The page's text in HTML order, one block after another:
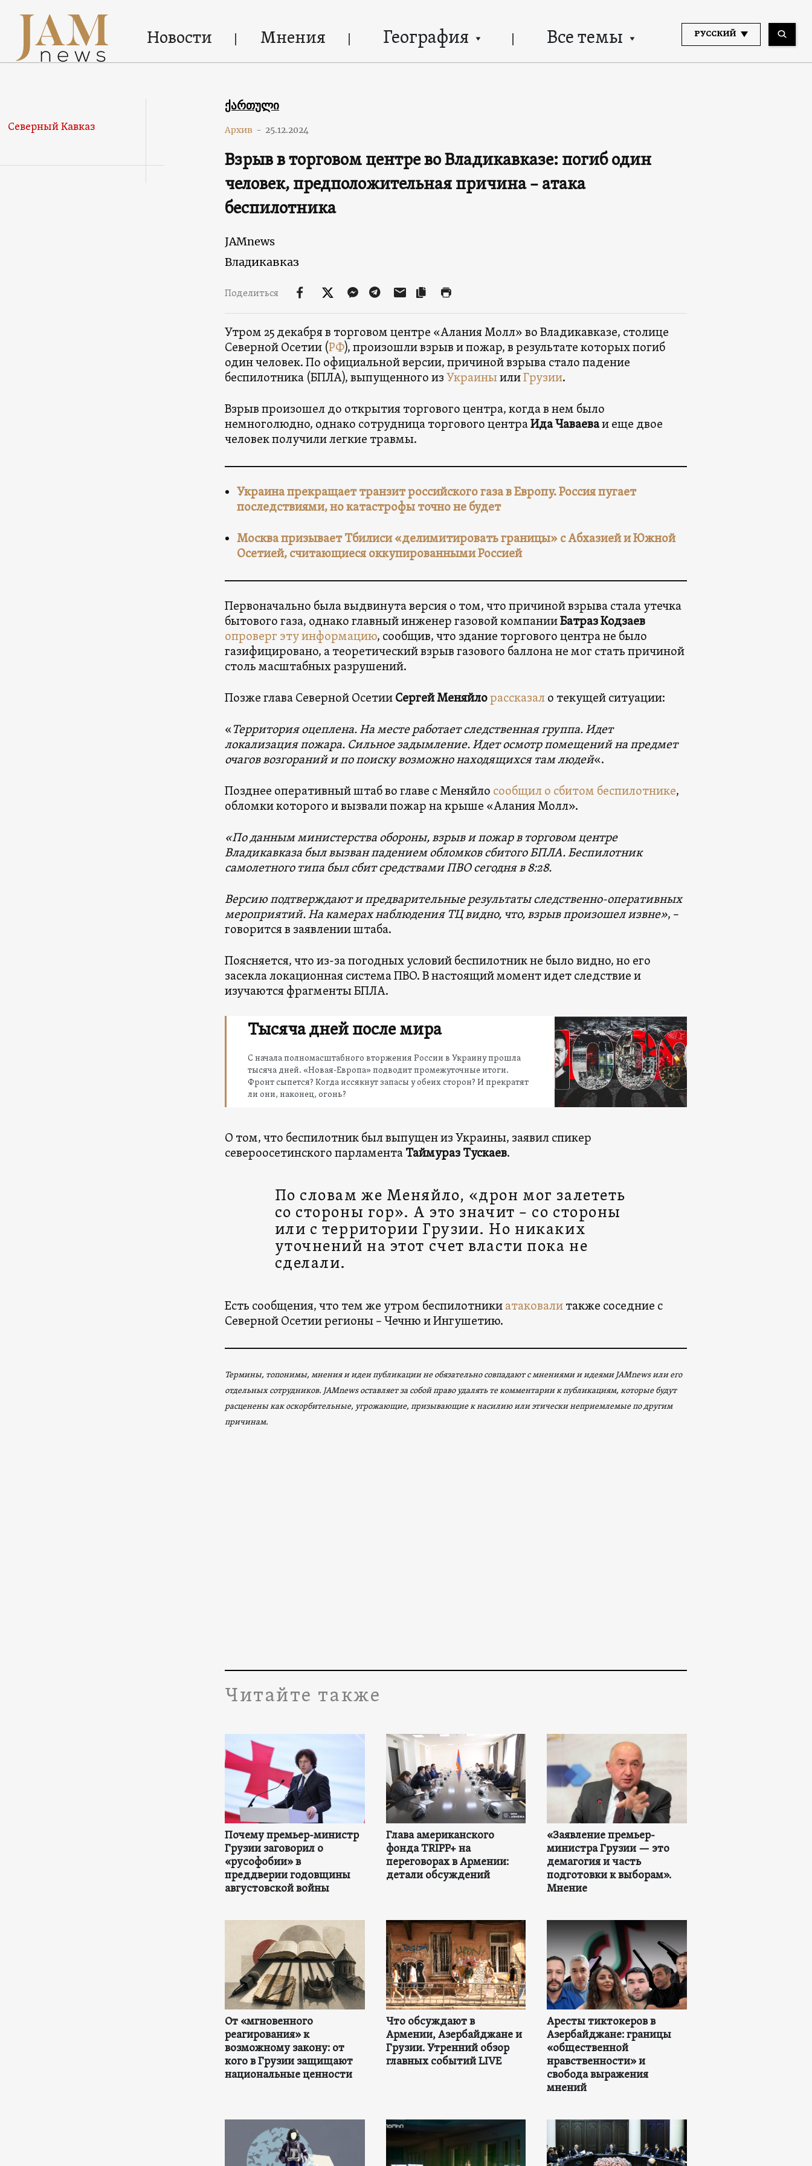
Новости Мнения География Все темы РУССКИЙ
Северный Кавказ
ქართული
Архив - 25.12.2024
Взрыв в торговом центре во Владикавказе: погиб один
человек, предположительная причина – атака
беспилотника
JAMnews
Владикавказ
Поделиться
Утром 25 декабря в торговом центре «Алания Молл» во Владикавказе, столице
Северной Осетии (РФ), произошли взрыв и пожар, в результате которых погиб
один человек. По официальной версии, причиной взрыва стало падение
беспилотника (БПЛА), выпущенного изУкраиныилиГрузии.
Взрыв произошел до открытия торгового центра, когда в нем было
немноголюдно, однако сотрудница торгового центраИда Чаваеваи еще двое
человек получили легкие травмы.
Украина прекращает транзит российского газа в Европу. Россия пугает
последствиями, но катастрофы точно не будет
Москва призывает Тбилиси «делимитировать границы» с Абхазией и Южной
Осетией, считающиеся оккупированными Россией
Первоначально была выдвинута версия о том, что причиной взрыва стала утечка
бытового газа, однако главный инженер газовой компанииБатраз Кодзаев
опроверг эту информацию, сообщив, что здание торгового центра не было
газифицировано, а теоретический взрыв газового баллона не мог стать причиной
столь масштабных разрушений.
Позже глава Северной ОсетииСергей Меняйлорассказало текущей ситуации:
«Территория оцеплена. На месте работает следственная группа. Идет
локализация пожара. Сильное задымление. Идет осмотр помещений на предмет
очагов возгораний и по поиску возможно находящихся там людей«.
Позднее оперативный штаб во главе с Меняйло сообщил о сбитом беспилотнике,
обломки которого и вызвали пожар на крыше «Алания Молл».
«По данным министерства обороны, взрыв и пожар в торговом центре
Владикавказа был вызван падением обломков сбитого БПЛА. Беспилотник
самолетного типа был сбит средствами ПВО сегодня в 8:28.
Версию подтверждают и предварительные результаты следственно-оперативных
мероприятий. На камерах наблюдения ТЦ видно, что, взрыв произошел извне», –
говорится в заявлении штаба.
Поясняется, что из-за погодных условий беспилотник не было видно, но его
засекла локационная система ПВО. В настоящий момент идет следствие и
изучаются фрагменты БПЛА.
Тысяча дней после мира
С начала полномасштабного вторжения России в Украину прошла
тысяча дней. «Новая-Европа» подводит промежуточные итоги.
Фронт сыпется? Когда иссякнут запасы у обеих сторон? И прекратят
ли они, наконец, огонь?
О том, что беспилотник был выпущен из Украины, заявил спикер
североосетинского парламентаТаймураз Тускаев.
По словам же Меняйло, «дрон мог залететь
со стороны гор». А это значит – со стороны
или с территории Грузии. Но никаких
уточнений на этот счет власти пока не
сделали.
Есть сообщения, что тем же утром беспилотникиатаковалитакже соседние с
Северной Осетии регионы – Чечню и Ингушетию.
Термины, топонимы, мнения и идеи публикации не обязательно совпадают с мнениями и идеями JAMnews или его
отдельных сотрудников. JAMnews оставляет за собой право удалять те комментарии к публикациям, которые будут
расценены как оскорбительные, угрожающие, призывающие к насилию или этически неприемлемые по другим
причинам.
Читайте также
Почему премьер-министр
Грузии заговорил о
«русофобии» в
преддверии годовщины
августовской войны
Глава американского
фонда TRIPP+ на
переговорах в Армении:
детали обсуждений
«Заявление премьер-
министра Грузии — это
демагогия и часть
подготовки к выборам».
Мнение
От «мгновенного
реагирования» к
возможному закону: от
кого в Грузии защищают
национальные ценности
Что обсуждают в
Армении, Азербайджане и
Грузии. Утренний обзор
главных событий LIVE
Аресты тиктокеров в
Азербайджане: границы
«общественной
нравственности» и
свобода выражения
мнений